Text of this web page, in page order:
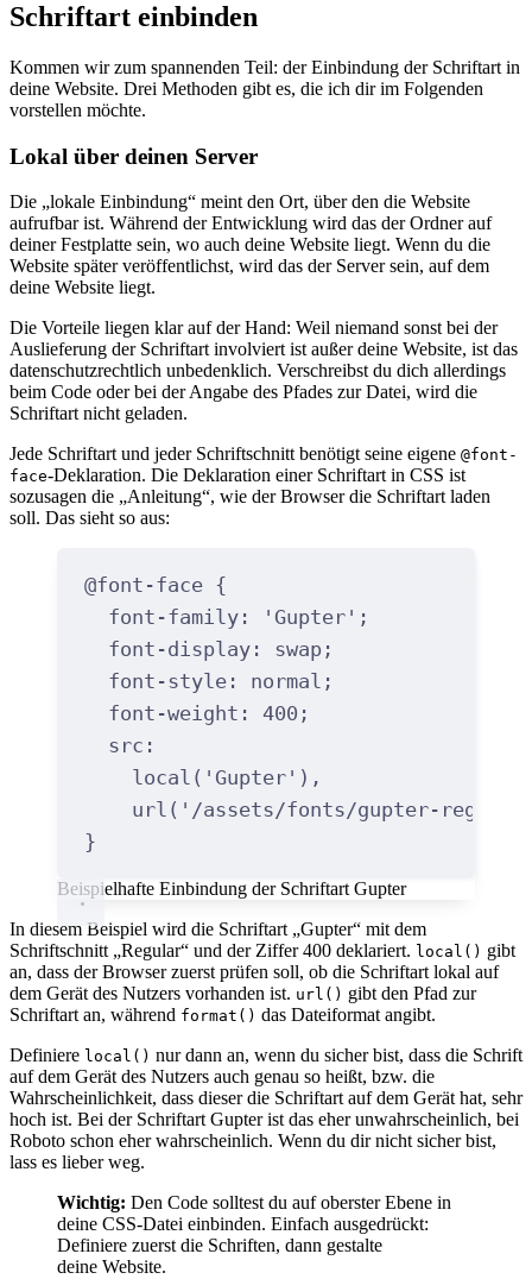
Schriftart einbinden
Kommen wir zum spannenden Teil: der Einbindung der Schriftart in
deine Website. Drei Methoden gibt es, die ich dir im Folgenden
vorstellen möchte.
Lokal über deinen Server
Die „lokale Einbindung“ meint den Ort, über den die Website
aufrufbar ist. Während der Entwicklung wird das der Ordner auf
deiner Festplatte sein, wo auch deine Website liegt. Wenn du die
Website später veröffentlichst, wird das der Server sein, auf dem
deine Website liegt.
Die Vorteile liegen klar auf der Hand: Weil niemand sonst bei der
Auslieferung der Schriftart involviert ist außer deine Website, ist das
datenschutzrechtlich unbedenklich. Verschreibst du dich allerdings
beim Code oder bei der Angabe des Pfades zur Datei, wird die
Schriftart nicht geladen.
Jede Schriftart und jeder Schriftschnitt benötigt seine eigene @font-
face-Deklaration. Die Deklaration einer Schriftart in CSS ist
sozusagen die „Anleitung“, wie der Browser die Schriftart laden
soll. Das sieht so aus:
@font-face {
font-family : 'Gupter' ;
font-display : swap ;
font-style : normal ;
font-weight : 400 ;
src :
local ( 'Gupter' ),
url ( '/assets/fonts/gupter-
}
Beispielhafte Einbindung der Schriftart Gupter
In diesem Beispiel wird die Schriftart „Gupter“ mit dem
Schriftschnitt „Regular“ und der Ziffer 400 deklariert. local() gibt
an, dass der Browser zuerst prüfen soll, ob die Schriftart lokal auf
dem Gerät des Nutzers vorhanden ist. url() gibt den Pfad zur
Schriftart an, während format() das Dateiformat angibt.
Definiere local() nur dann an, wenn du sicher bist, dass die Schrift
auf dem Gerät des Nutzers auch genau so heißt, bzw. die
Wahrscheinlichkeit, dass dieser die Schriftart auf dem Gerät hat, sehr
hoch ist. Bei der Schriftart Gupter ist das eher unwahrscheinlich, bei
Roboto schon eher wahrscheinlich. Wenn du dir nicht sicher bist,
lass es lieber weg.
Wichtig: Den Code solltest du auf oberster Ebene in
deine CSS-Datei einbinden. Einfach ausgedrückt:
Definiere zuerst die Schriften, dann gestalte
deine Website.